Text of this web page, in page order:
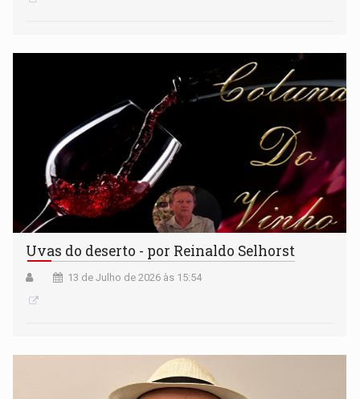
Uvas do deserto - por Reinaldo Selhorst
13 de Julho de 2026 às 15:54